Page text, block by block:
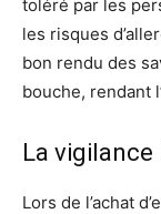
toléré par les
les risques
bon rendu des
bouche, rendant
La vigilance
Lors de l’achat